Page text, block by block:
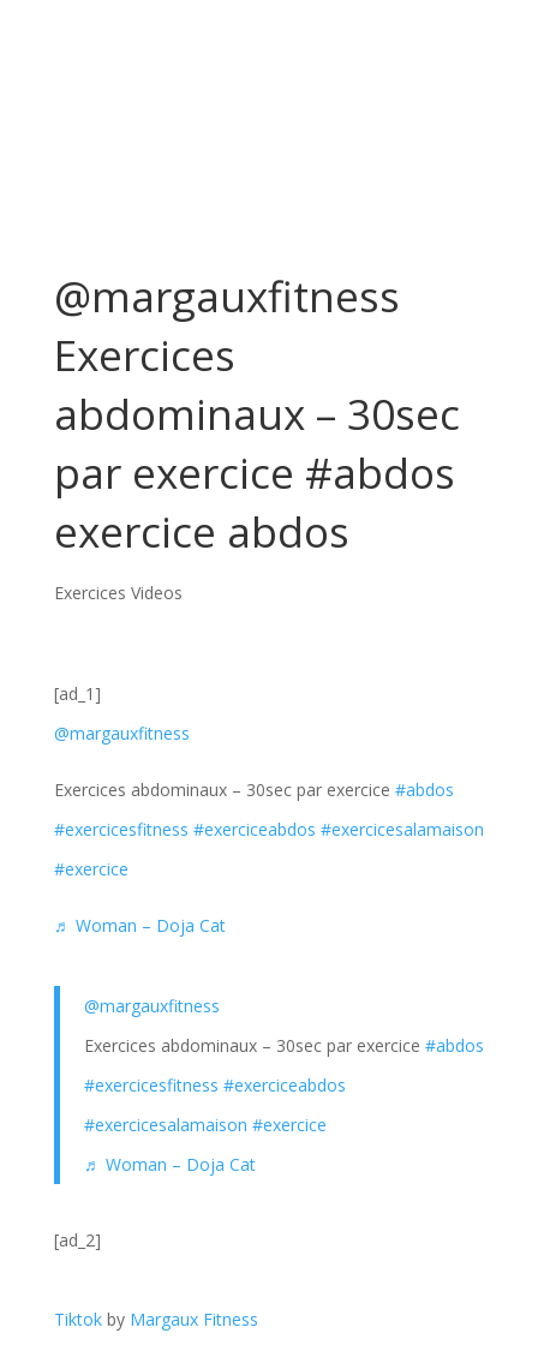
@margauxfitness
Exercices
abdominaux – 30sec
par exercice #abdos
exercice abdos
Exercices Videos
[ad_1]
@margauxfitness
Exercices abdominaux – 30sec par exercice #abdos
#exercicesfitness #exerciceabdos #exercicesalamaison
#exercice
♬ Woman – Doja Cat
@margauxfitness
Exercices abdominaux – 30sec par exercice #abdos
#exercicesfitness #exerciceabdos
#exercicesalamaison #exercice
♬ Woman – Doja Cat
[ad_2]
Tiktok by Margaux Fitness